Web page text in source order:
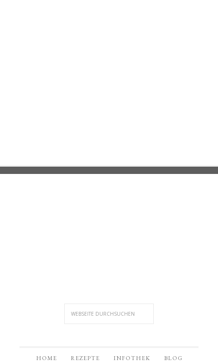
HOME REZEPTE INFOTHEK BLOG